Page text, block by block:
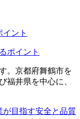
ポイント
。京都府舞鶴市を
福井県を中心に、